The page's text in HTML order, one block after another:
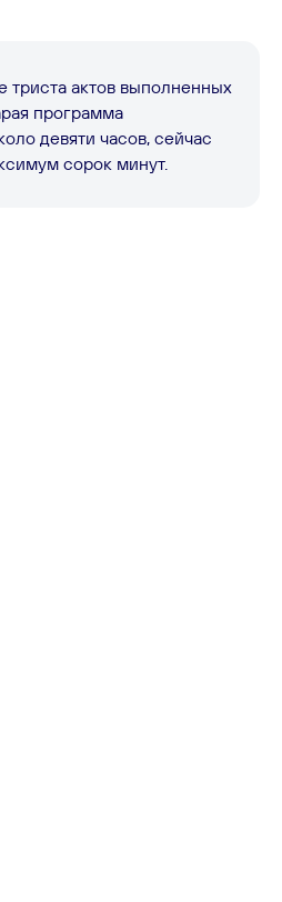
триста актов выполненных
программа
девяти часов, сейчас
сорок минут.